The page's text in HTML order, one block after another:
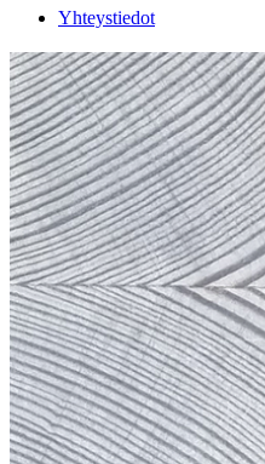
Yhteystiedot